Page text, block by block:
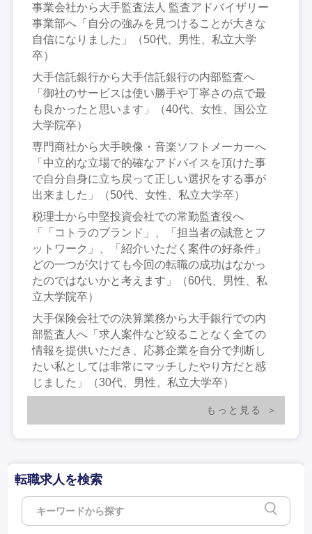
事業会社から大手監査法人 監査アドバイザリー
事業部へ「自分の強みを見つけることが大きな
自信になりました」（50代、男性、私立大学
卒）
大手信託銀行から大手信託銀行の内部監査へ
「御社のサービスは使い勝手や丁寧さの点で最
も良かったと思います」（40代、女性、国公立
大学院卒）
専門商社から大手映像・音楽ソフトメーカーへ
「中立的な立場で的確なアドバイスを頂けた事
で自分自身に立ち戻って正しい選択をする事が
出来ました」（50代、女性、私立大学卒）
税理士から中堅投資会社での常勤監査役へ
「「コトラのブランド」、「担当者の誠意とフ
ットワーク」、「紹介いただく案件の好条件」
どの一つが欠けても今回の転職の成功はなかっ
たのではないかと考えます」（60代、男性、私
立大学院卒）
大手保険会社での決算業務から大手銀行での内
部監査人へ「求人案件など絞ることなく全ての
情報を提供いただき、応募企業を自分で判断し
たい私としては非常にマッチしたやり方だと感
じました」（30代、男性、私立大学卒）
もっと見る
転職求人を検索